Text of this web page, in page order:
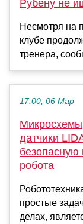
Рубену не
Несмотря на
клубе
тренера,
17:00, 06 Мар
датчики
безопасную
робота
простые
делах,